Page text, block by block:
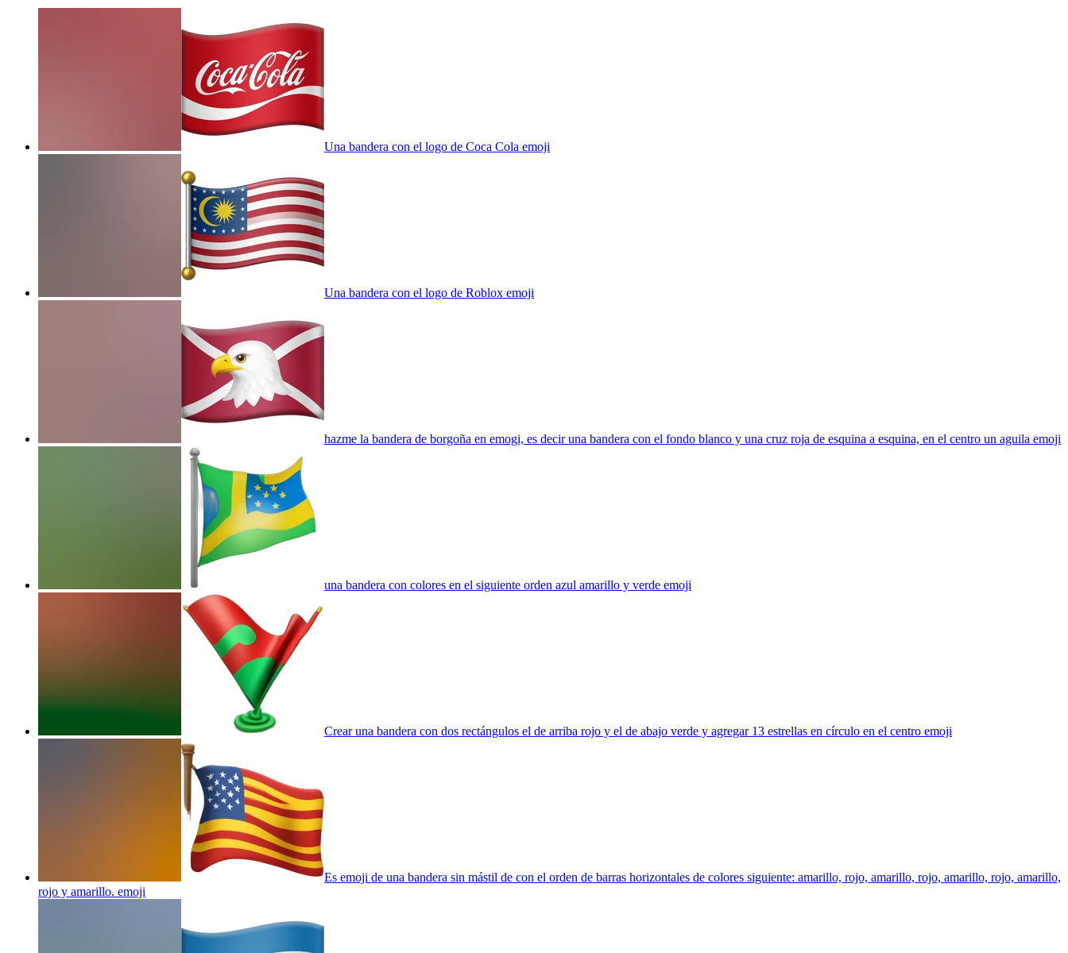
Una bandera con el logo de Coca Cola emoji
Una bandera con el logo de Roblox emoji
hazme la bandera de borgoña en emogi, es decir una bandera con el fondo blanco y una cruz roja de esquina a esquina, en el centro un aguila emoji
una bandera con colores en el siguiente orden azul amarillo y verde emoji
Crear una bandera con dos rectángulos el de arriba rojo y el de abajo verde y agregar 13 estrellas en círculo en el centro emoji
Es emoji de una bandera sin mástil de con el orden de barras horizontales de colores siguiente: amarillo, rojo, amarillo, rojo, amarillo, rojo, amarillo,
rojo y amarillo. emoji